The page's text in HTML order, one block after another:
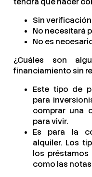
Sin verificación
No necesitará
No es
¿Cuáles son
financiamiento sin
Este tipo de
para
comprar una
para vivir.
Es para la
alquiler. Los
los
como las